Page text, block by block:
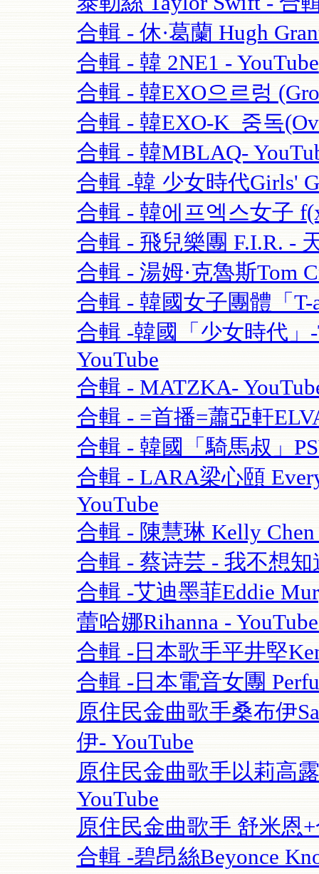
合輯 - 休·葛蘭 Hugh
合輯 - 韓 2NE1 - YouTube
合輯 - 韓EXO으르렁
合輯 - 韓EXO-K_중독
合輯 - 韓MBLAQ-
合輯 -韓 少女時代Girls'
合輯 - 韓에프엑스女子
合輯 - 飛兒樂團 F.I.R. -
合輯 - 湯姆·克魯斯Tom
合輯 - 韓國女子團體「T-
合輯 -韓國「少女時代」
YouTube
合輯 - MATZKA-
合輯 - =首播=蕭亞軒
合輯 - 韓國「騎馬叔」
合輯 - LARA梁心頤
YouTube
合輯 - 陳慧琳 Kelly
合輯 - 蔡诗芸 - 我不想知
合輯 -艾迪墨菲Eddie
蕾哈娜Rihanna -
合輯 -日本歌手平井堅
合輯 -日本電音女團
原住民金曲歌手桑布伊
伊- YouTube
原住民金曲歌手以莉高
YouTube
原住民金曲歌手 舒米恩
合輯 -碧昂絲Beyonce